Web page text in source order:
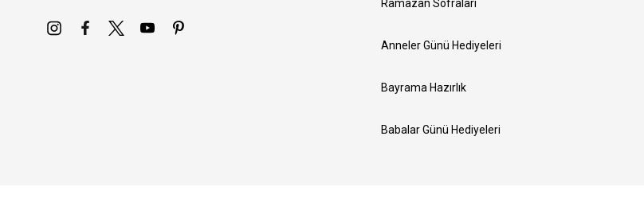
Ramazan Sofraları
Anneler Günü Hediyeleri
Bayrama Hazırlık
Babalar Günü Hediyeleri